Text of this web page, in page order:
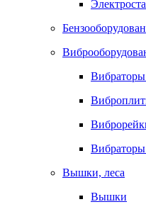
Вышки, леса
Вышки